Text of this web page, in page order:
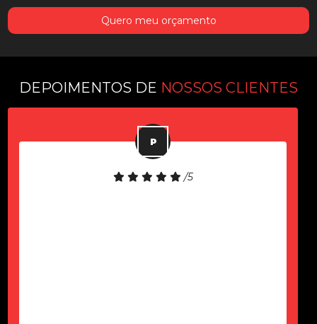
Quero meu orçamento
DEPOIMENTOS DE NOSSOS CLIENTES
/5